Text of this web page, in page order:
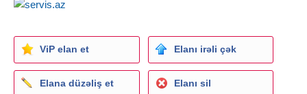
ViP elan et Elanı irəli çək
Elana düzəliş et Elanı sil